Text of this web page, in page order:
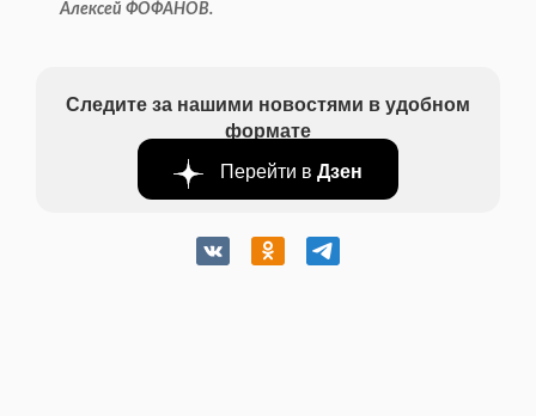
Алексей ФОФАНОВ.
Следите за нашими новостями в удобном
формате
Перейти в Дзен